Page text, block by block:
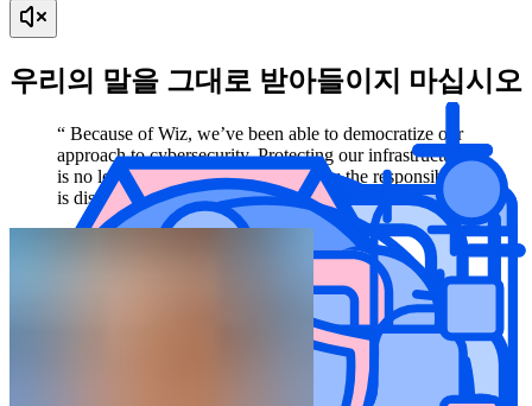
우리의 말을 그대로 받아들이지 마십시오
“ Because of Wiz, we’ve been able to democratize our
approach to cybersecurity. Protecting our infrastructure
is no longer concentrated in one team; the responsibility
is distributed across the organization. ”